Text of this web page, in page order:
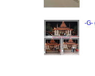
-G-